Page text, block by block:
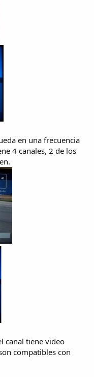
en una frecuencia
4 canales, 2 de los
canal tiene video
compatibles con